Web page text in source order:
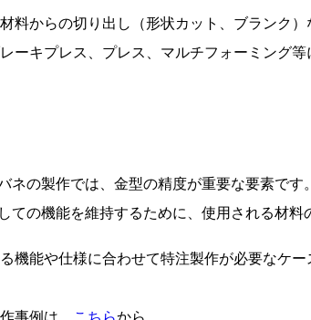
料からの切り出し（形状カット、ブランク）
レーキプレス、プレス、マルチフォーミング
ネの製作では、金型の精度が重要な要素で
ての機能を維持するために、使用される材
機能や仕様に合わせて特注製作が必要なケ
事例は、 こちらから